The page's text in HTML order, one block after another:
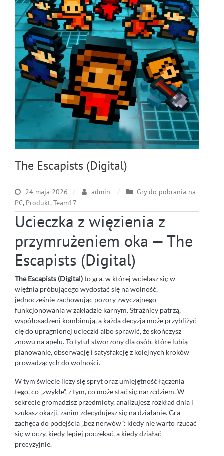
The Escapists (Digital)
24 maja 2026 admin
Gry do pobrania na
PC, Produkt,Team17
Ucieczka z więzienia z
przymrużeniem oka — The
Escapists (Digital)
The Escapists (Digital)to gra, w której wcielasz się w
więźnia próbującego wydostać się na wolność,
jednocześnie zachowując pozory zwyczajnego
funkcjonowania w zakładzie karnym. Strażnicy patrzą,
współosadzeni kombinują, a każda decyzja może przybliżyć
cię do upragnionej ucieczki albo sprawić, że skończysz
znowu na apelu. To tytuł stworzony dla osób, które lubią
planowanie, obserwację i satysfakcję z kolejnych kroków
prowadzących do wolności.
W tym świecie liczy się spryt oraz umiejętność łączenia
tego, co „zwykłe”, z tym, co może stać się narzędziem. W
sekrecie gromadzisz przedmioty, analizujesz rozkład dnia i
szukasz okazji, zanim zdecydujesz się na działanie. Gra
zachęca do podejścia „bez nerwów”: kiedy nie warto rzucać
się w oczy, kiedy lepiej poczekać, a kiedy działać
precyzyjnie.